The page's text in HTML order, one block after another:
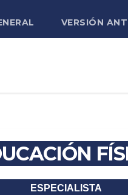
VERSIÓN
ESPECIALISTA